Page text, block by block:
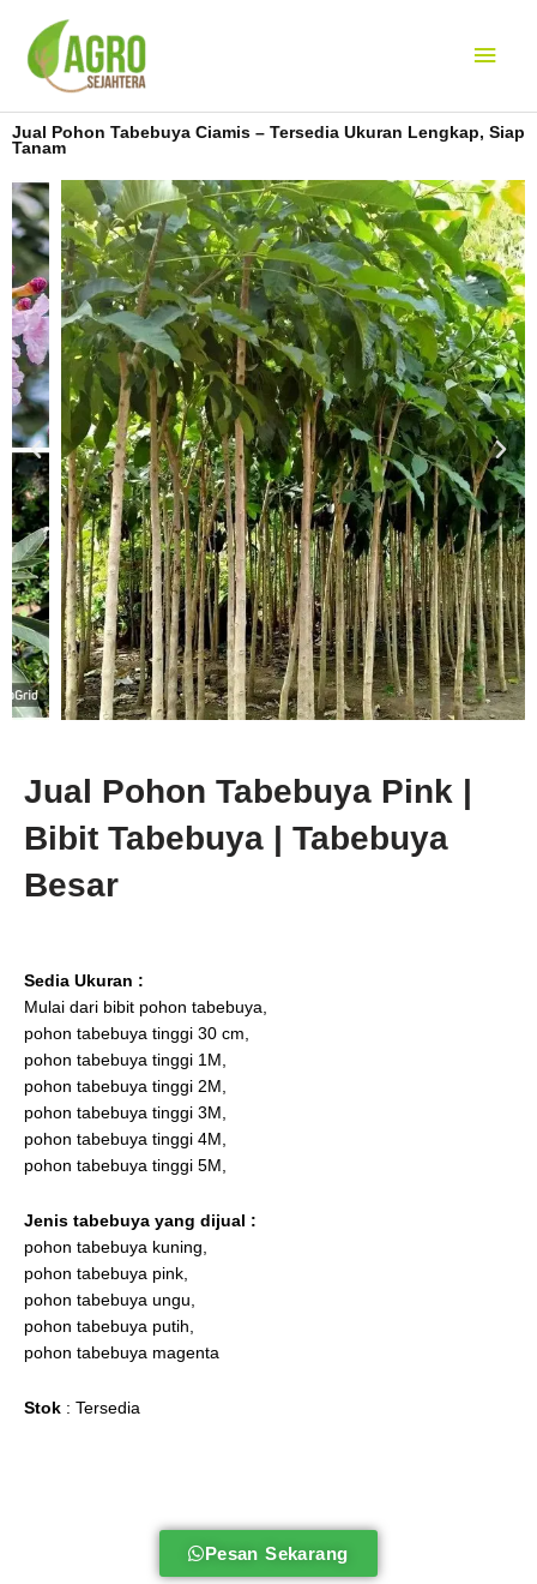
konten
Jual Pohon Tabebuya Ciamis – Tersedia Ukuran Lengkap, Siap
Tanam
Jual Pohon Tabebuya Pink |
Bibit Tabebuya | Tabebuya
Besar
Sedia Ukuran :
Mulai dari bibit pohon tabebuya,
pohon tabebuya tinggi 30 cm,
pohon tabebuya tinggi 1M,
pohon tabebuya tinggi 2M,
pohon tabebuya tinggi 3M,
pohon tabebuya tinggi 4M,
pohon tabebuya tinggi 5M,
Jenis tabebuya yang dijual :
pohon tabebuya kuning,
pohon tabebuya pink,
pohon tabebuya ungu,
pohon tabebuya putih,
pohon tabebuya magenta
Stok : Tersedia
Pesan Sekarang